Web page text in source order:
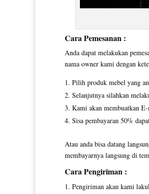
Cara Pemesanan :
Anda dapat melakukan
nama owner kami dengan
Pilih produk mebel yang
Selanjutnya silahkan
Kami akan membuatkan
Sisa pembayaran 50%
Atau anda bisa datang
membayarnya langsung di
Cara Pengiriman :
Pengiriman akan kami